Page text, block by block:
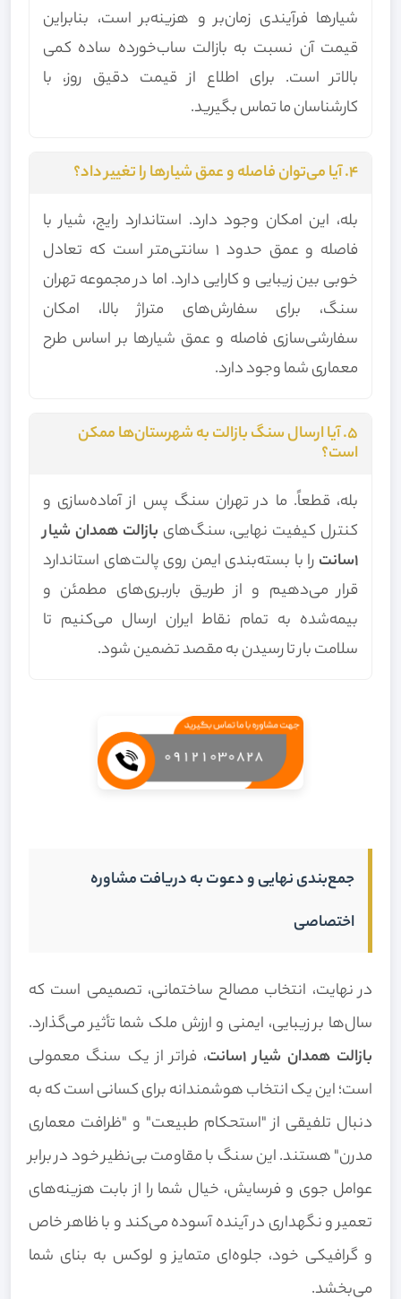
شیارها فرآیندی زمان‌بر و هزینه‌بر است، بنابراین
قیمت آن نسبت به بازالت ساب‌خورده ساده کمی
بالاتر است. برای اطلاع از قیمت دقیق روز، با
کارشناسان ما تماس بگیرید.
۴. آیا می‌توان فاصله و عمق شیارها را تغییر داد؟
بله، این امکان وجود دارد. استاندارد رایج، شیار با
فاصله و عمق حدود 1 سانتی‌متر است که تعادل
خوبی بین زیبایی و کارایی دارد. اما در مجموعه تهران
سنگ، برای سفارش‌های متراژ بالا، امکان
سفارشی‌سازی فاصله و عمق شیارها بر اساس طرح
معماری شما وجود دارد.
۵. آیا ارسال سنگ بازالت به شهرستان‌ها ممکن
است؟
بله، قطعاً. ما در تهران سنگ پس از آماده‌سازی و
کنترل کیفیت نهایی، سنگ‌های بازالت همدان شیار
1سانت
را با بسته‌بندی ایمن روی پالت‌های استاندارد
قرار می‌دهیم و از طریق باربری‌های مطمئن و
بیمه‌شده به تمام نقاط ایران ارسال می‌کنیم تا
سلامت بار تا رسیدن به مقصد تضمین شود.
جمع‌بندی نهایی و دعوت به دریافت مشاوره
اختصاصی
در نهایت، انتخاب مصالح ساختمانی، تصمیمی است که
سال‌ها بر زیبایی، ایمنی و ارزش ملک شما تأثیر می‌گذارد.
بازالت همدان شیار 1سانت
، فراتر از یک سنگ معمولی
است؛ این یک انتخاب هوشمندانه برای کسانی است که به
دنبال تلفیقی از "استحکام طبیعت" و "ظرافت معماری
مدرن" هستند. این سنگ با مقاومت بی‌نظیر خود در برابر
عوامل جوی و فرسایش، خیال شما را از بابت هزینه‌های
تعمیر و نگهداری در آینده آسوده می‌کند و با ظاهر خاص
و گرافیکی خود، جلوه‌ای متمایز و لوکس به بنای شما
می‌بخشد.